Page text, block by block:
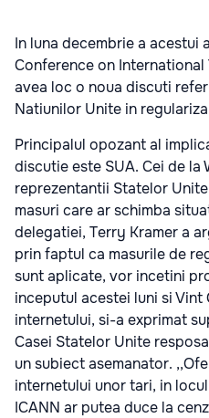
In luna decembrie a acestui
Conference on
avea loc o noua discuti
Natiunilor Unite in
Principalul opozant al
discutie este SUA. Cei de la
reprezentantii Statelor
masuri care ar schimba
delegatiei, Terry Kramer a
prin faptul ca masurile de
sunt aplicate, vor incetini
inceputul acestei luni si
internetului, si-a exprimat
Casei Statelor Unite
un subiect asemanator.
internetului unor tari, in
ICANN ar putea duce la